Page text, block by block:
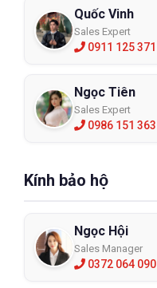
Quốc Vinh
Sales Expert
0911 125 371
Ngọc Tiên
Sales Expert
0986 151 363
Kính bảo hộ
Ngọc Hội
Sales Manager
0372 064 090